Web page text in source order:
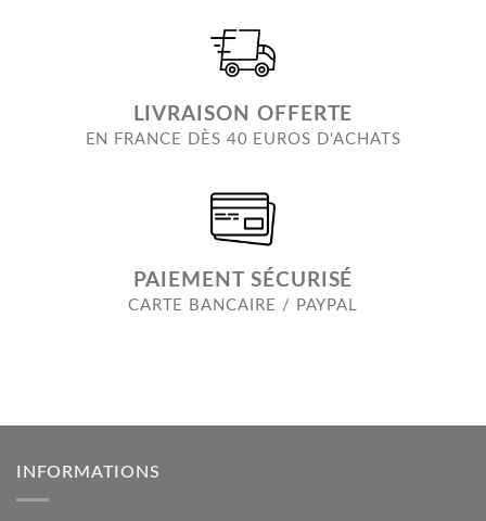
LIVRAISON OFFERTE
EN FRANCE DÈS 40 EUROS D'ACHATS
PAIEMENT SÉCURISÉ
CARTE BANCAIRE / PAYPAL
INFORMATIONS